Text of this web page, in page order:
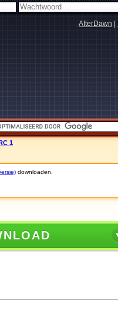
AfterDawn
1
downloaden.